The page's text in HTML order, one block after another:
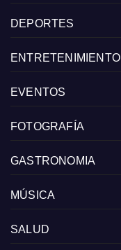
DEPORTES
ENTRETENIMIENTO
EVENTOS
FOTOGRAFÍA
GASTRONOMIA
MÚSICA
SALUD